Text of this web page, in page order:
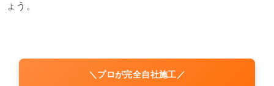
ょう。
＼プロが完全自社施工／